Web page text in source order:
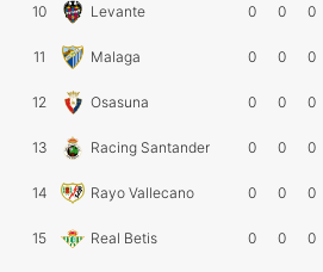
10 Levante 0 0 0
11 Malaga 0 0 0
12 Osasuna 0 0 0
13 Racing Santander 0 0 0
14 Rayo Vallecano 0 0 0
15 Real Betis 0 0 0